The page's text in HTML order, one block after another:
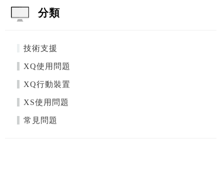
分類
技術支援
XQ使用問題
XQ行動裝置
XS使用問題
常見問題